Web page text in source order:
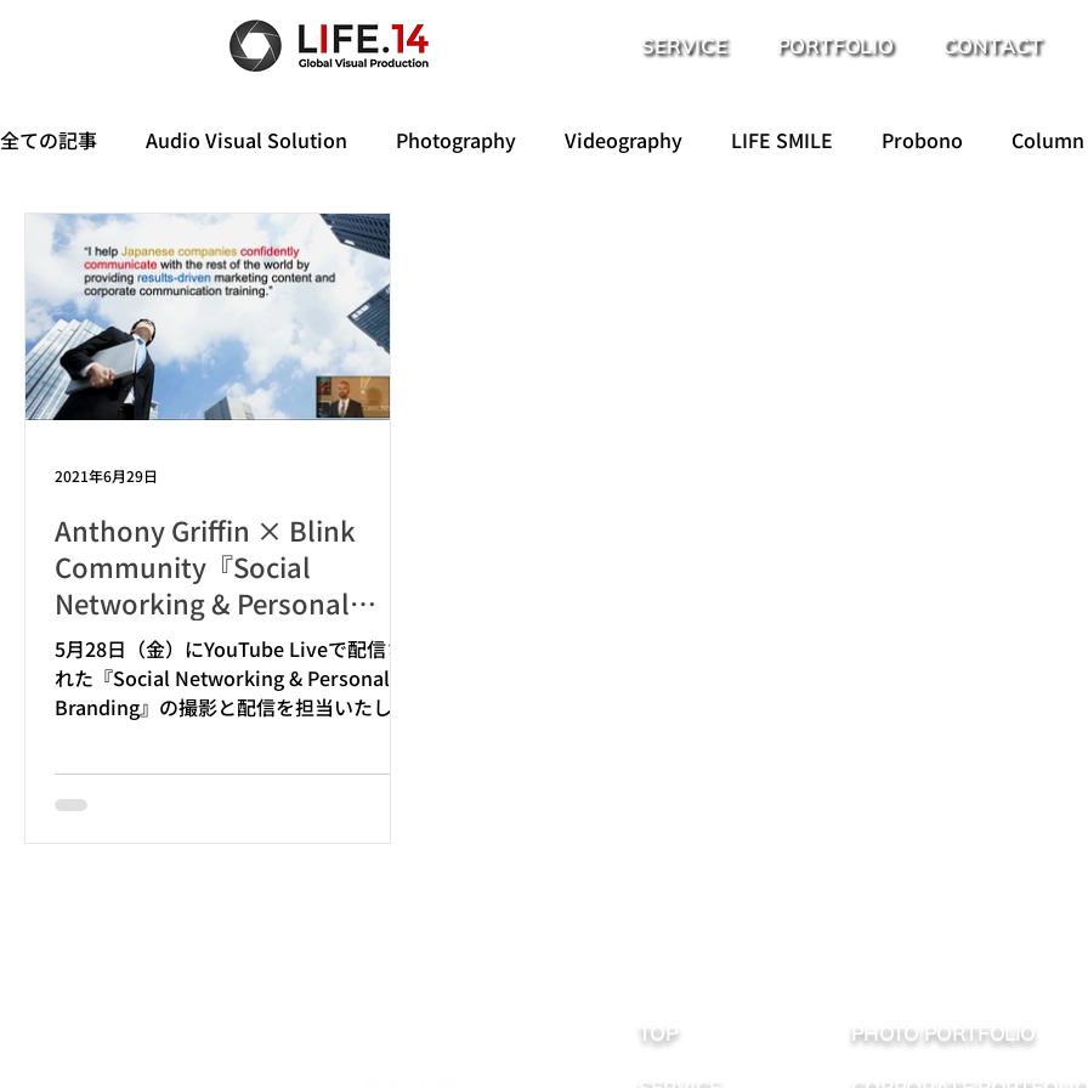
SERVICE PORTFOLIO CONTACT
全ての記事 Audio Visual Solution Photography Videography LIFE SMILE Probono Column
Anthony Griffin × Blink
Community『Social
Networking & Personal
Branding』撮影・配信を担当
しました
5月28日（金）にYouTube Liveで配信さ
れた『Social Networking & Personal
Branding』の撮影と配信を担当いたしま
六本木にて行われました。
2021年6月29日
TOP PHOTO PORTFOLIO